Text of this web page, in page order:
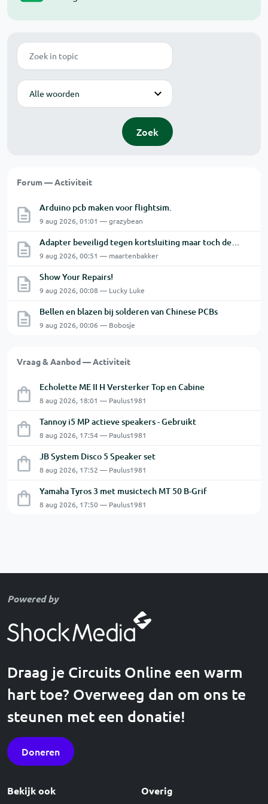
Zoek
Modus
Zoek
Forum — Activiteit
Arduino pcb maken voor flightsim.
9 aug 2026, 01:01 — grazybean
Adapter beveiligd tegen kortsluiting maar toch defect?
9 aug 2026, 00:51 — maartenbakker
Show Your Repairs!
9 aug 2026, 00:08 — Lucky Luke
Bellen en blazen bij solderen van Chinese PCBs
9 aug 2026, 00:06 — Bobosje
Vraag & Aanbod — Activiteit
Echolette ME II H Versterker Top en Cabine
8 aug 2026, 18:01 — Paulus1981
Tannoy i5 MP actieve speakers - Gebruikt
8 aug 2026, 17:54 — Paulus1981
JB System Disco 5 Speaker set
8 aug 2026, 17:52 — Paulus1981
Yamaha Tyros 3 met musictech MT 50 B-Grif
8 aug 2026, 17:50 — Paulus1981
Powered by
Draag je Circuits Online een warm
hart toe? Overweeg dan om ons te
steunen met een donatie!
Doneren
Bekijk ook Overig